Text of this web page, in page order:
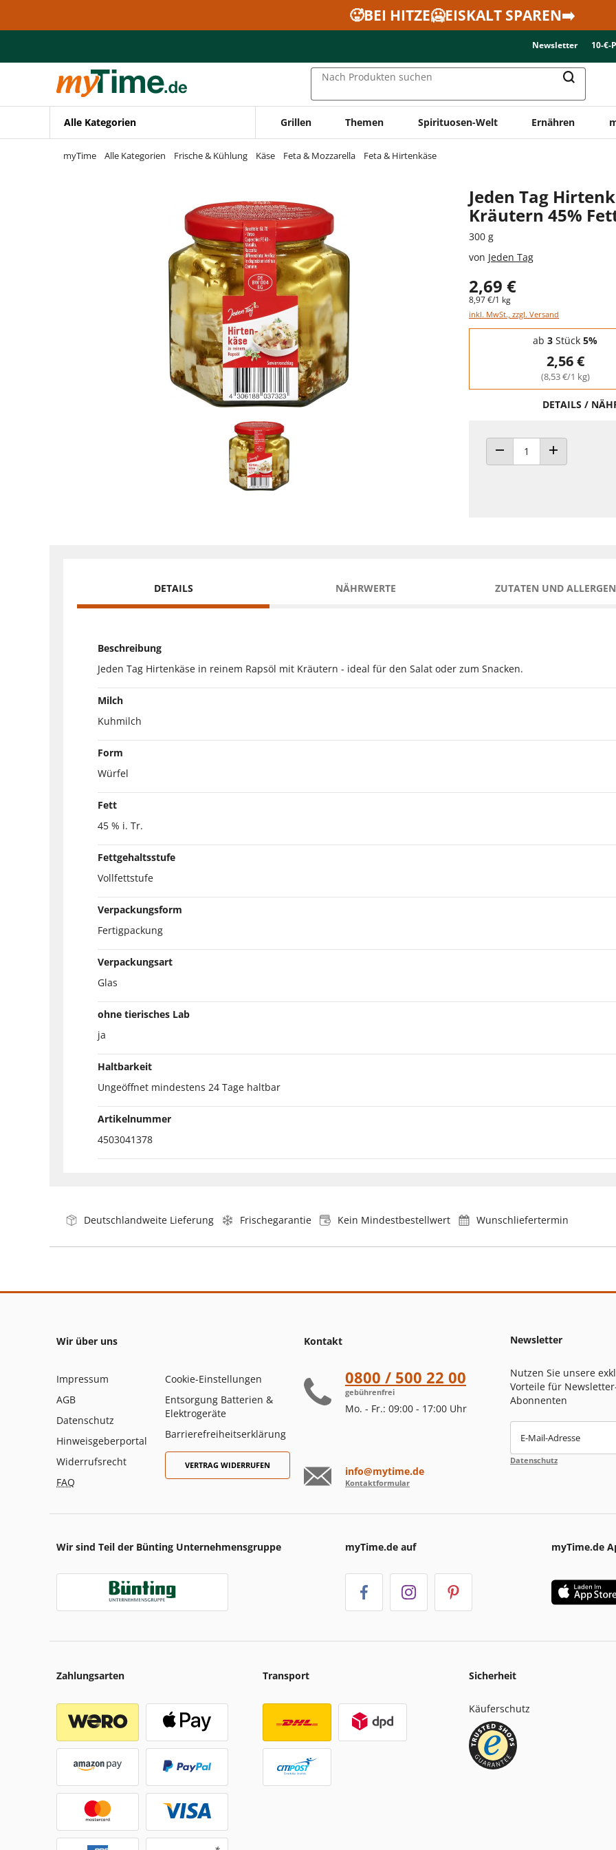
Zur Navigation springen
🥵BEI HITZE🥶EISKALT SPAREN➡️
Newsletter 10-€-
Nach Produkten suchen
Alle Kategorien Grillen Themen Spirituosen-Welt Ernähren
myTime Alle Kategorien Frische & Kühlung Käse Feta & Mozzarella Feta & Hirtenkäse
Jeden Tag
Kräutern 45%
300 g
von Jeden Tag
2,69 €
8,97 €/1 kg
inkl. MwSt., zzgl. Versand
Staffelpreise - Mengenrabatt
ab 3 Stück 5%
2,56 €
(8,53 €/1 kg)
DETAILS /
ANZAHL VERRINGERN
ANZAHL
DETAILS NÄHRWERTE ZUTATEN UND
Beschreibung
Jeden Tag Hirtenkäse in reinem Rapsöl mit Kräutern - ideal für den Salat oder zum Snacken.
Milch
Kuhmilch
Form
Würfel
Fett
45 % i. Tr.
Fettgehaltsstufe
Vollfettstufe
Verpackungsform
Fertigpackung
Verpackungsart
Glas
ohne tierisches Lab
ja
Haltbarkeit
Ungeöffnet mindestens 24 Tage haltbar
Artikelnummer
4503041378
Deutschlandweite Lieferung Frischegarantie Kein Mindestbestellwert Wunschliefertermin
Wir über uns
Impressum
AGB
Datenschutz
Hinweisgeberportal
Widerrufsrecht
FAQ
Cookie-Einstellungen
Entsorgung Batterien &
Elektrogeräte
Barrierefreiheitserklärung
VERTRAG WIDERRUFEN
Kontakt
0800 / 500 22 00
gebührenfrei
Mo. - Fr.: 09:00 - 17:00 Uhr
info@mytime.de
Kontaktformular
Newsletter
Nutzen Sie unsere
Vorteile für
Abonnenten
E-Mail-Adresse
Datenschutz
Wir sind Teil der Bünting Unternehmensgruppe myTime.de auf myTime.de
Zahlungsarten Transport Sicherheit
Käuferschutz